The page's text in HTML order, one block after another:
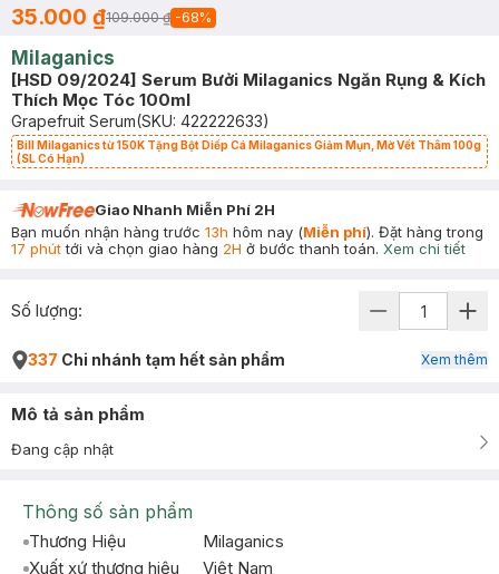
35.000 ₫109.000 ₫ -68%
Milaganics
[HSD 09/2024] Serum Bưởi Milaganics Ngăn Rụng & Kích
Thích Mọc Tóc 100ml
Grapefruit Serum(SKU: 422222633)
Bill Milaganics từ 150K Tặng Bột Diếp Cá Milaganics Giảm Mụn, Mờ Vết Thâm 100g
(SL Có Hạn)
Giao Nhanh Miễn Phí 2H
Bạn muốn nhận hàng trước 13h hôm nay (Miễn phí). Đặt hàng trong
17 phúttới và chọn giao hàng 2H ở bước thanh toán. Xem chi tiết
Số lượng:
337 Chi nhánh tạm hết sản phẩm Xem thêm
Mô tả sản phẩm
Đang cập nhật
Thông số sản phẩm
Thương Hiệu
Milaganics
Xuất xứ thương hiệu
Việt Nam